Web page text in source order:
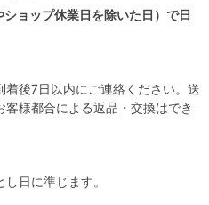
ョップ休業日を除いた日）で日
後7日以内にご連絡ください。送
様都合による返品・交換はでき
日に準じます。